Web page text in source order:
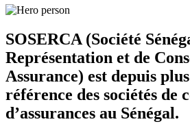
SOSERCA (Société
Représentation et de
Assurance) est depuis
référence des sociétés de
d’assurances au Sénégal.